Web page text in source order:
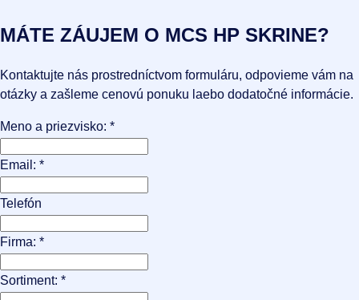
MÁTE ZÁUJEM O MCS HP SKRINE?
Kontaktujte nás prostredníctvom formuláru, odpovieme vám na
otázky a zašleme cenovú ponuku laebo dodatočné informácie.
Meno a priezvisko: *
Email: *
Telefón
Firma: *
Sortiment: *